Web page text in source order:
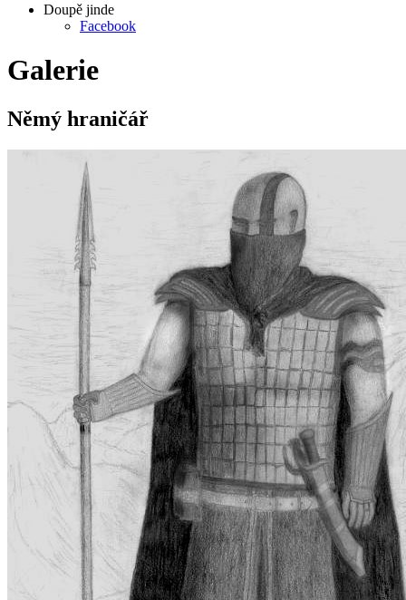
Doupě jinde
Facebook
Galerie
Němý hraničář